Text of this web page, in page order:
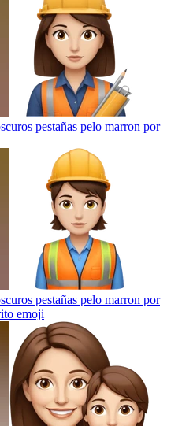
pestañas pelo marron por
pestañas pelo marron por
emoji